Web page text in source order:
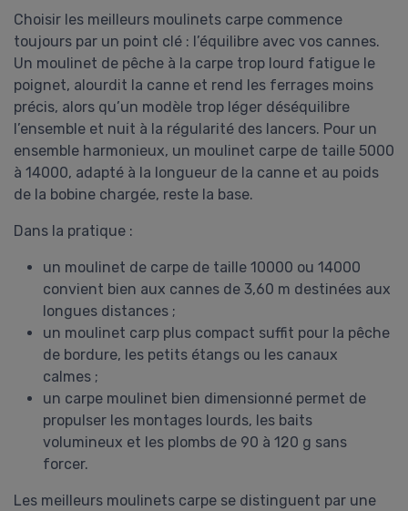
Choisir les meilleurs moulinets carpe commence
toujours par un point clé : l’équilibre avec vos cannes.
Un moulinet de pêche à la carpe trop lourd fatigue le
poignet, alourdit la canne et rend les ferrages moins
précis, alors qu’un modèle trop léger déséquilibre
l’ensemble et nuit à la régularité des lancers. Pour un
ensemble harmonieux, un moulinet carpe de taille 5000
à 14000, adapté à la longueur de la canne et au poids
de la bobine chargée, reste la base.
Dans la pratique :
un moulinet de carpe de taille 10000 ou 14000
convient bien aux cannes de 3,60 m destinées aux
longues distances ;
un moulinet carp plus compact suffit pour la pêche
de bordure, les petits étangs ou les canaux
calmes ;
un carpe moulinet bien dimensionné permet de
propulser les montages lourds, les baits
volumineux et les plombs de 90 à 120 g sans
forcer.
Les meilleurs moulinets carpe se distinguent par une